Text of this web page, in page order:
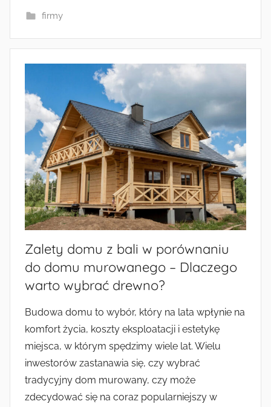
firmy
Zalety domu z bali w porównaniu
do domu murowanego – Dlaczego
warto wybrać drewno?
Budowa domu to wybór, który na lata wpłynie na
komfort życia, koszty eksploatacji i estetykę
miejsca, w którym spędzimy wiele lat. Wielu
inwestorów zastanawia się, czy wybrać
tradycyjny dom murowany, czy może
zdecydować się na coraz popularniejszy w